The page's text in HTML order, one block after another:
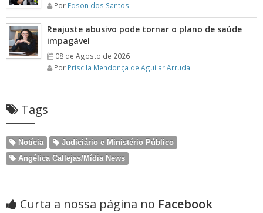
Por Edson dos Santos
Reajuste abusivo pode tornar o plano de saúde
impagável
08 de Agosto de 2026
Por Priscila Mendonça de Aguilar Arruda
Tags
Notícia
Judiciário e Ministério Público
Angélica Callejas/Mídia News
Curta a nossa página no Facebook